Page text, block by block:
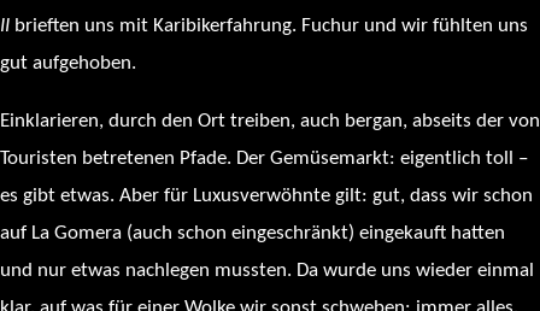
II brieften uns mit Karibikerfahrung. Fuchur und wir fühlten uns
gut aufgehoben.
Einklarieren, durch den Ort treiben, auch bergan, abseits der von
Touristen betretenen Pfade. Der Gemüsemarkt: eigentlich toll –
es gibt etwas. Aber für Luxusverwöhnte gilt: gut, dass wir schon
auf La Gomera (auch schon eingeschränkt) eingekauft hatten
und nur etwas nachlegen mussten. Da wurde uns wieder einmal